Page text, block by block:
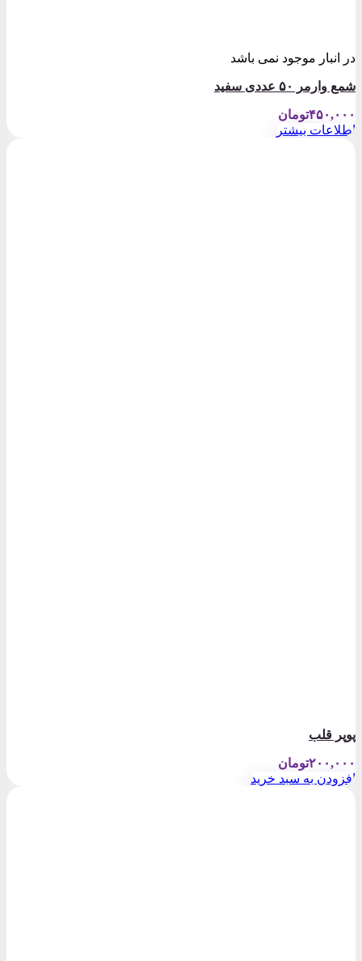
در انبار موجود نمی باشد
شمع وارمر ۵٠ عددی سفید
۴۵۰,۰۰۰تومان
اطلاعات بیشتر
پوپر قلب
۲۰۰,۰۰۰تومان
افزودن به سبد خرید